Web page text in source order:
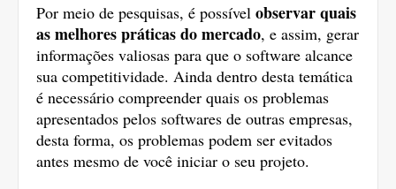
Por meio de pesquisas, é possível observar quais
as melhores práticas do mercado, e assim, gerar
informações valiosas para que o software alcance
sua competitividade. Ainda dentro desta temática
é necessário compreender quais os problemas
apresentados pelos softwares de outras empresas,
desta forma, os problemas podem ser evitados
antes mesmo de você iniciar o seu projeto.